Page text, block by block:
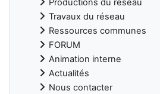
Productions du réseau
Travaux du réseau
Ressources communes
FORUM
Animation interne
Actualités
Nous contacter